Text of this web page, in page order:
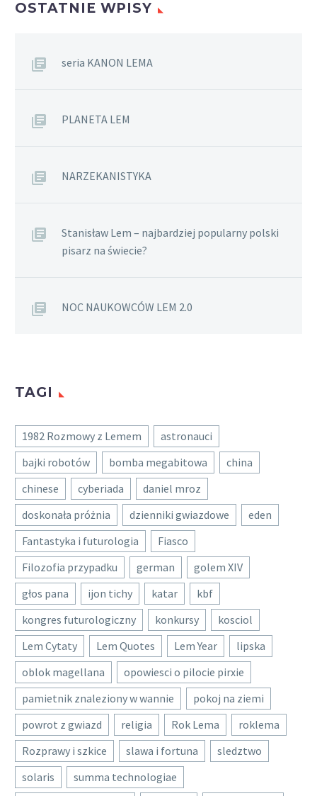
OSTATNIE WPISY
seria KANON LEMA
PLANETA LEM
NARZEKANISTYKA
Stanisław Lem – najbardziej popularny polski
pisarz na świecie?
NOC NAUKOWCÓW LEM 2.0
TAGI
1982 Rozmowy z Lemem
astronauci
bajki robotów
bomba megabitowa
china
chinese
cyberiada
daniel mroz
doskonała próżnia
dzienniki gwiazdowe
eden
Fantastyka i futurologia
Fiasco
Filozofia przypadku
german
golem XIV
głos pana
ijon tichy katar
kbf
kongres futurologiczny
konkursy
kosciol
Lem Cytaty
Lem Quotes Lem Year
lipska
oblok magellana
opowiesci o pilocie pirxie
pamietnik znaleziony w wannie
pokoj na ziemi
powrot z gwiazd
religia Rok Lema
roklema
Rozprawy i szkice
slawa i fortuna
sledztwo
solaris
summa technologiae